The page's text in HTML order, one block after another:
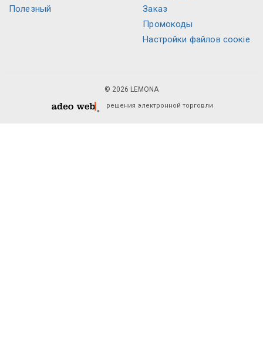
Полезный
Заказ
Промокоды
Настройки файлов соокіе
© 2026 LEMONA
решения электронной торговли